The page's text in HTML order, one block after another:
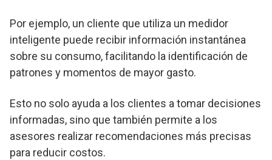
Por ejemplo, un cliente que utiliza un medidor
inteligente puede recibir información instantánea
sobre su consumo, facilitando la identificación de
patrones y momentos de mayor gasto.
Esto no solo ayuda a los clientes a tomar decisiones
informadas, sino que también permite a los
asesores realizar recomendaciones más precisas
para reducir costos.